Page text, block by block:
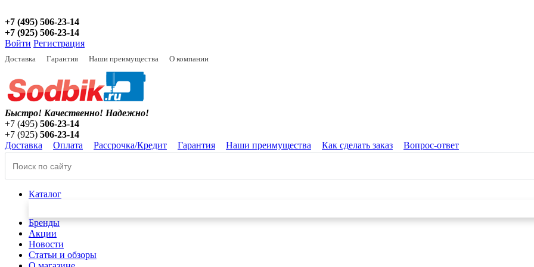
+7 (495) 506-23-14
+7 (925) 506-23-14
Войти Регистрация
Доставка Гарантия Наши преимущества О компании
Быстро! Качественно! Надежно!
+7 (495) 506-23-14
+7 (925) 506-23-14
Доставка
Оплата Рассрочка/Кредит Гарантия Наши преимущества Как сделать заказ Вопрос-ответ
Каталог
Бренды
Акции
Новости
Статьи и обзоры